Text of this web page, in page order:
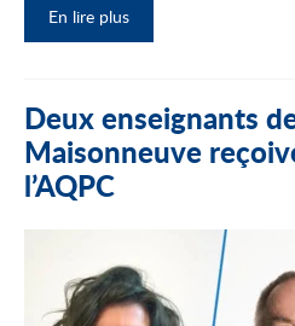
En lire plus
Deux enseignants
Maisonneuve
l’AQPC